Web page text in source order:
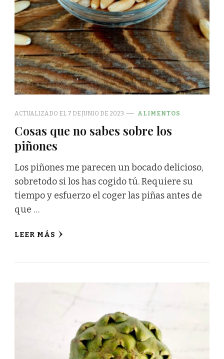
ACTUALIZADO EL 7 DE JUNIO DE 2023 ALIMENTOS
Cosas que no sabes sobre los
piñones
Los piñones me parecen un bocado delicioso,
sobretodo si los has cogido tú. Requiere su
tiempo y esfuerzo el coger las piñas antes de
que …
LEER MÁS